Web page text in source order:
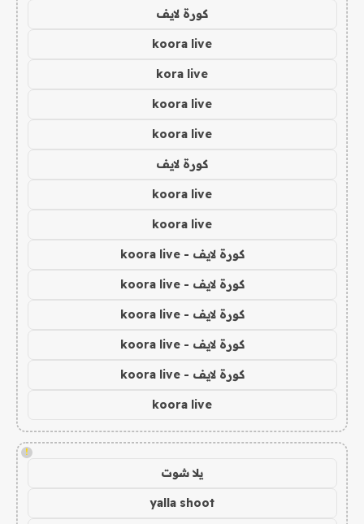
كورة لايف
koora live
kora live
koora live
koora live
كورة لايف
koora live
koora live
كورة لايف - koora live
كورة لايف - koora live
كورة لايف - koora live
كورة لايف - koora live
كورة لايف - koora live
koora live
!
يلا شوت
yalla shoot